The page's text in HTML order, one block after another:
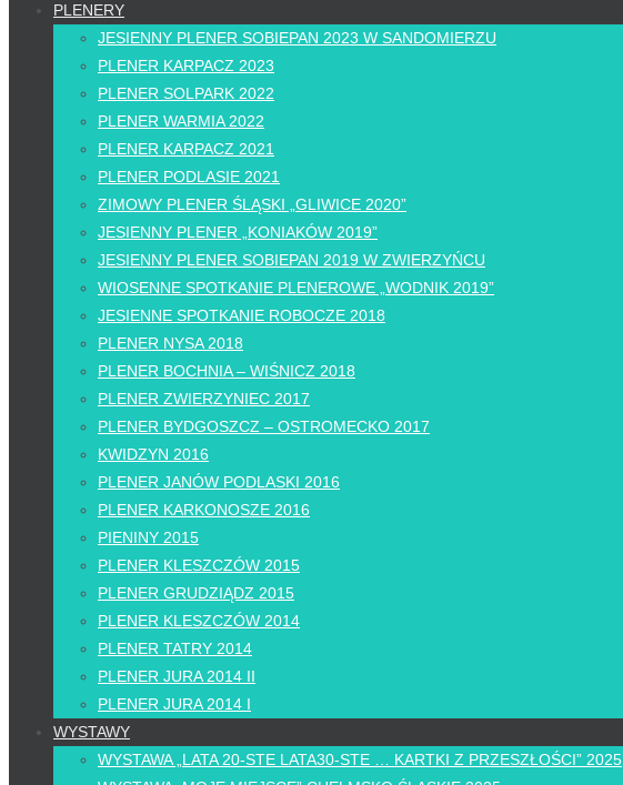
PLENERY
JESIENNY PLENER SOBIEPAN 2023 W SANDOMIERZU
PLENER KARPACZ 2023
PLENER SOLPARK 2022
PLENER WARMIA 2022
PLENER KARPACZ 2021
PLENER PODLASIE 2021
ZIMOWY PLENER ŚLĄSKI „GLIWICE 2020”
JESIENNY PLENER „KONIAKÓW 2019”
JESIENNY PLENER SOBIEPAN 2019 W ZWIERZYŃCU
WIOSENNE SPOTKANIE PLENEROWE „WODNIK 2019”
JESIENNE SPOTKANIE ROBOCZE 2018
PLENER NYSA 2018
PLENER BOCHNIA – WIŚNICZ 2018
PLENER ZWIERZYNIEC 2017
PLENER BYDGOSZCZ – OSTROMECKO 2017
KWIDZYN 2016
PLENER JANÓW PODLASKI 2016
PLENER KARKONOSZE 2016
PIENINY 2015
PLENER KLESZCZÓW 2015
PLENER GRUDZIĄDZ 2015
PLENER KLESZCZÓW 2014
PLENER TATRY 2014
PLENER JURA 2014 II
PLENER JURA 2014 I
WYSTAWY
WYSTAWA „LATA 20-STE LATA30-STE … KARTKI Z PRZESZŁOŚCI” 2025